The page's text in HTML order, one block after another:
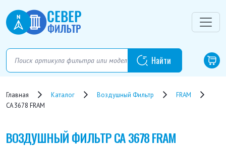
Главная Каталог Воздушный Фильтр
FRAM
CA 3678 FRAM
ВОЗДУШНЫЙ ФИЛЬТРCA 3678 FRAM